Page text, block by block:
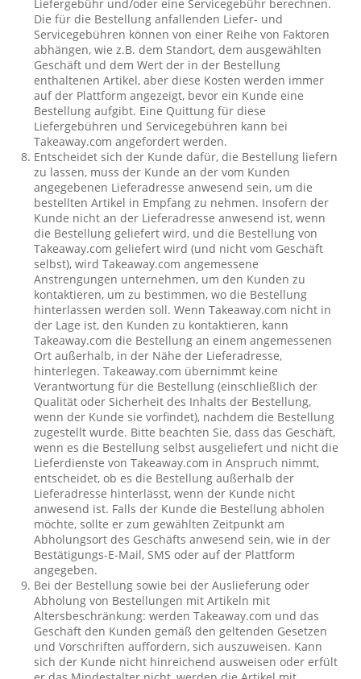
Liefergebühr und/oder eine Servicegebühr berechnen.
Die für die Bestellung anfallenden Liefer- und
Servicegebühren können von einer Reihe von Faktoren
abhängen, wie z.B. dem Standort, dem ausgewählten
Geschäft und dem Wert der in der Bestellung
enthaltenen Artikel, aber diese Kosten werden immer
auf der Plattform angezeigt, bevor ein Kunde eine
Bestellung aufgibt. Eine Quittung für diese
Liefergebühren und Servicegebühren kann bei
Takeaway.com angefordert werden.
Entscheidet sich der Kunde dafür, die Bestellung liefern
zu lassen, muss der Kunde an der vom Kunden
angegebenen Lieferadresse anwesend sein, um die
bestellten Artikel in Empfang zu nehmen. Insofern der
Kunde nicht an der Lieferadresse anwesend ist, wenn
die Bestellung geliefert wird, und die Bestellung von
Takeaway.com geliefert wird (und nicht vom Geschäft
selbst), wird Takeaway.com angemessene
Anstrengungen unternehmen, um den Kunden zu
kontaktieren, um zu bestimmen, wo die Bestellung
hinterlassen werden soll. Wenn Takeaway.com nicht in
der Lage ist, den Kunden zu kontaktieren, kann
Takeaway.com die Bestellung an einem angemessenen
Ort außerhalb, in der Nähe der Lieferadresse,
hinterlegen. Takeaway.com übernimmt keine
Verantwortung für die Bestellung (einschließlich der
Qualität oder Sicherheit des Inhalts der Bestellung,
wenn der Kunde sie vorfindet), nachdem die Bestellung
zugestellt wurde. Bitte beachten Sie, dass das Geschäft,
wenn es die Bestellung selbst ausgeliefert und nicht die
Lieferdienste von Takeaway.com in Anspruch nimmt,
entscheidet, ob es die Bestellung außerhalb der
Lieferadresse hinterlässt, wenn der Kunde nicht
anwesend ist. Falls der Kunde die Bestellung abholen
möchte, sollte er zum gewählten Zeitpunkt am
Abholungsort des Geschäfts anwesend sein, wie in der
Bestätigungs-E-Mail, SMS oder auf der Plattform
angegeben.
Bei der Bestellung sowie bei der Auslieferung oder
Abholung von Bestellungen mit Artikeln mit
Altersbeschränkung: werden Takeaway.com und das
Geschäft den Kunden gemäß den geltenden Gesetzen
und Vorschriften auffordern, sich auszuweisen. Kann
sich der Kunde nicht hinreichend ausweisen oder erfült